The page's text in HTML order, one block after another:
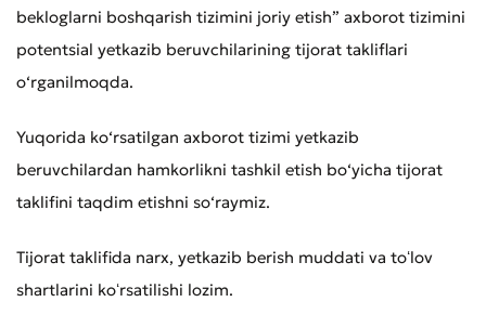
bekloglarni boshqarish tizimini joriy etish” axborot tizimini
potentsial yetkazib beruvchilarining tijorat takliflari
o‘rganilmoqda.
Yuqorida ko‘rsatilgan axborot tizimi yetkazib
beruvchilardan hamkorlikni tashkil etish bo‘yicha tijorat
taklifini taqdim etishni so‘raymiz.
Tijorat taklifida narx, yetkazib berish muddati va toʻlov
shartlarini koʻrsatilishi lozim.